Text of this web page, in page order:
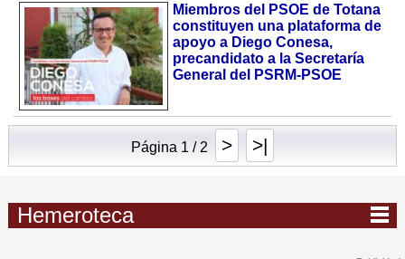
Miembros del PSOE de Totana
constituyen una plataforma de
apoyo a Diego Conesa,
precandidato a la Secretaría
General del PSRM-PSOE
Página 1 / 2 > >|
Hemeroteca